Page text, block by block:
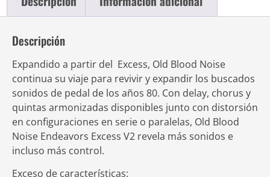
Descripción
Expandido a partir del Excess, Old Blood Noise
continua su viaje para revivir y expandir los buscados
sonidos de pedal de los años 80. Con delay, chorus y
quintas armonizadas disponibles junto con distorsión
en configuraciones en serie o paralelas, Old Blood
Noise Endeavors Excess V2 revela más sonidos e
incluso más control.
Exceso de características: